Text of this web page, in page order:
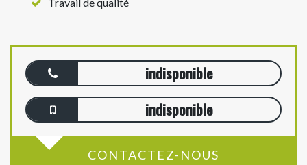
indisponible
indisponible
CONTACTEZ-NOUS